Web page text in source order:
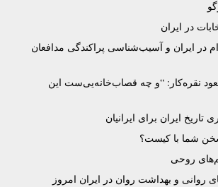
در ايران
در ایران و آسیب‌شناسی پراکندگی مدافعان
نقره‌کار: “و چه قصاب‌خانه‌یی‌ست این
تاريخ ايران برای ايرانيان
شما با کیست؟
روحی
روانی و بهداشت روان در ایران امروز